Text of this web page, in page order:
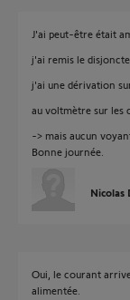
J'ai peut-être était
j'ai remis le
j'ai une dérivation
au voltmètre sur les
-> mais aucun
Bonne journée.
Nicolas
Oui, le courant
alimentée.